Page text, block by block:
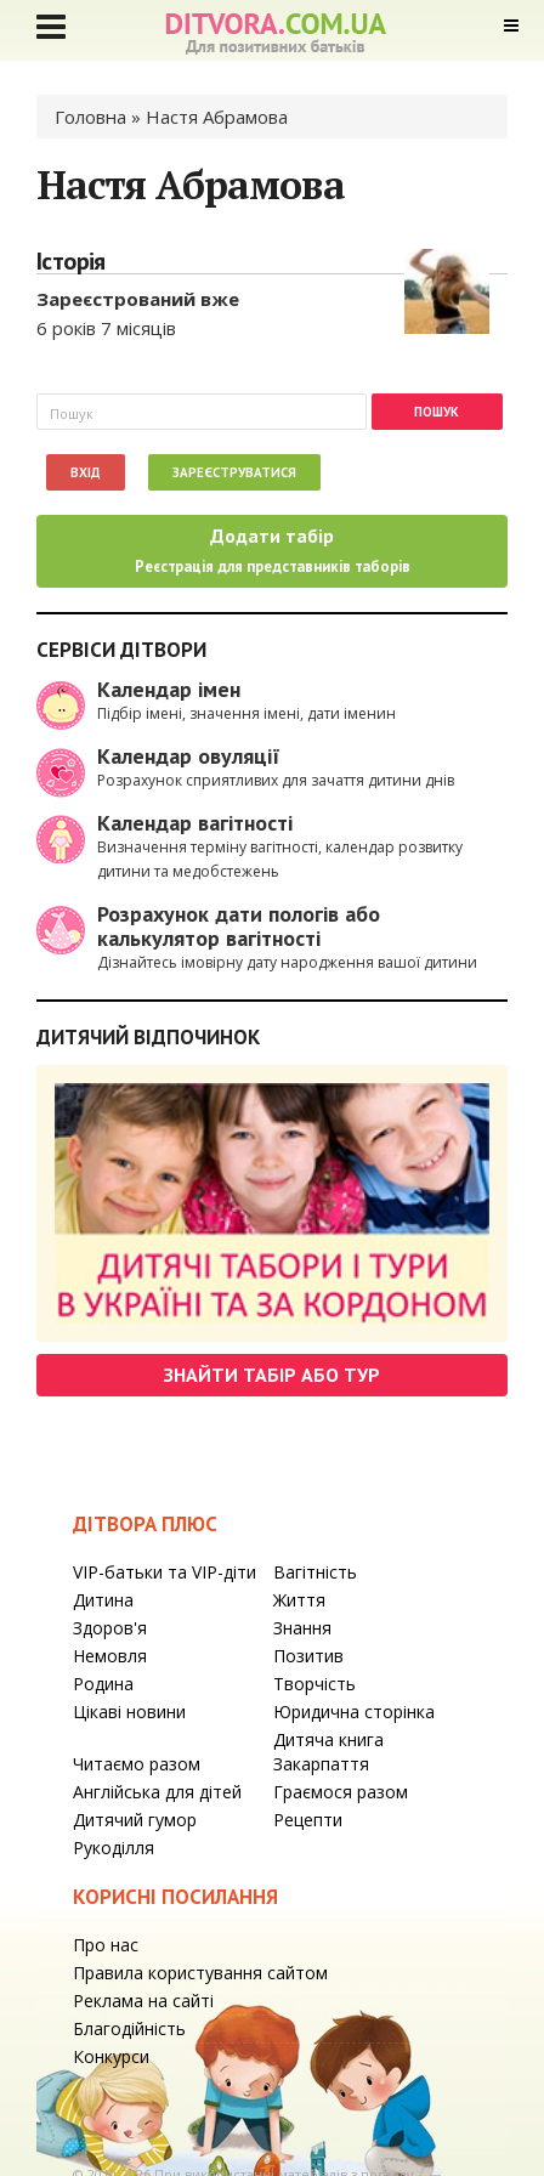
Ви є тут
Головна » Настя Абрамова
Настя Абрамова
Історія
Зареєстрований вже
6 років 7 місяців
Пошукова форма
Пошук
ВХІД ЗАРЕЄСТРУВАТИСЯ
Додати табір
Реєстрація для представників таборів
СЕРВІСИ ДІТВОРИ
Календар імен
Підбір імені, значення імені, дати іменин
Календар овуляції
Розрахунок сприятливих для зачаття дитини днів
Календар вагітності
Визначення терміну вагітності, календар розвитку
дитини та медобстежень
Розрахунок дати пологів або
калькулятор вагітності
Дізнайтесь імовірну дату народження вашої дитини
ДИТЯЧИЙ ВІДПОЧИНОК
ЗНАЙТИ ТАБІР АБО ТУР
ДІТВОРА ПЛЮС
VIP-батьки та VIP-діти
Вагітність
Дитина
Життя
Здоров'я
Знання
Немовля
Позитив
Родина
Творчість
Цікаві новини
Юридична сторінка
Читаємо разом
Дитяча книга
Закарпаття
Англійська для дітей
Граємося разом
Дитячий гумор
Рецепти
Рукоділля
КОРИСНІ ПОСИЛАННЯ
Про нас
Правила користування сайтом
Реклама на сайті
Благодійність
Конкурси